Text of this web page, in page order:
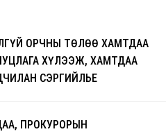
ОРЧНЫ ТӨЛӨӨ ХАМТДАА
ХҮЛЭЭЖ, ХАМТДАА
СЭРГИЙЛЬЕ
ПРОКУРОРЫН